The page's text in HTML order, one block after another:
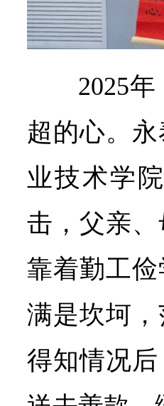
2025
超的心。
业技术学
击，父亲
靠着勤工
满是坎坷
得知情况